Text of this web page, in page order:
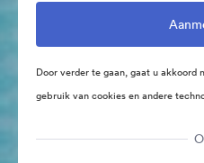
Door verder te gaan, gaat u akkoord
gebruik van cookies en andere